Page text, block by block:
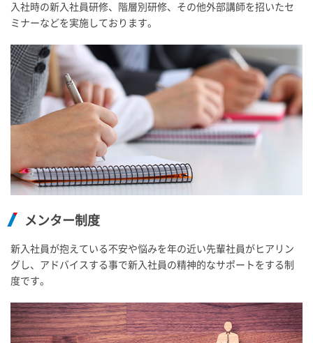
入社時の新入社員研修、階層別研修、その他外部講師を招いたセ
ミナーなどを実施しております。
メンター制度
新入社員が抱えている不安や悩みを年の近い先輩社員がヒアリン
グし、アドバイスする事で新入社員の精神的なサポートをする制
度です。